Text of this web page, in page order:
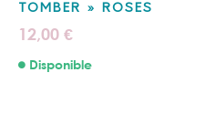
TOMBER » ROSES
12,00 €
Disponible